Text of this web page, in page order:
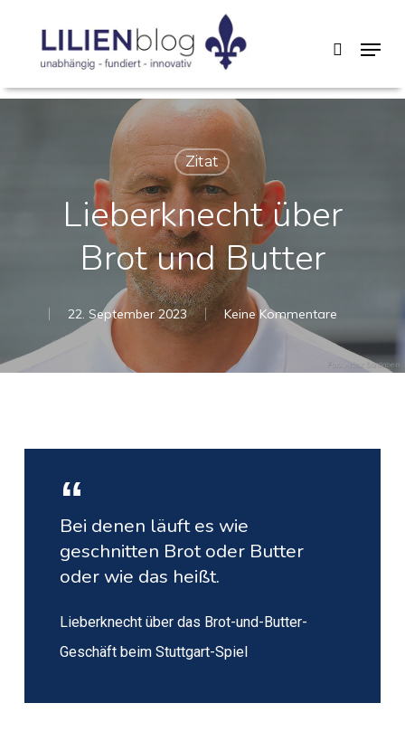
content
search
Menu
Zitat
Lieberknecht über
Brot und Butter
22. September 2023 Keine Kommentare
Bei denen läuft es wie
geschnitten Brot oder Butter
oder wie das heißt.
Lieberknecht über das Brot-und-Butter-
Geschäft beim Stuttgart-Spiel